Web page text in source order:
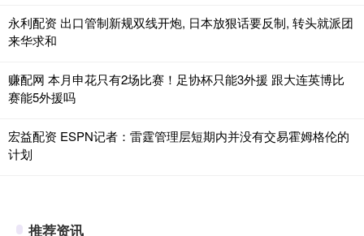
永利配资 出口管制新规双线开炮, 日本放狠话要反制, 转头就派团
来华求和
赚配网 本月申花只有2场比赛！足协杯只能3外援 跟大连英博比
赛能5外援吗
宏益配资 ESPN记者：雷霆管理层短期内并没有交易霍姆格伦的
计划
推荐资讯